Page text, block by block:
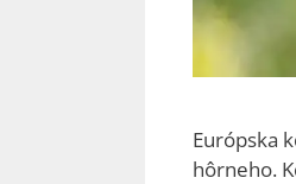
Európska
hôrneho.